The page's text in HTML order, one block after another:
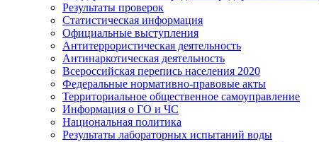
Результаты проверок
Статистическая информация
Официальные выступления
Антитеррористическая деятельность
Антинаркотическая деятельность
Всероссийская перепись населения 2020
Федеральные нормативно-правовые акты
Территориальное общественное самоуправление
Информация о ГО и ЧС
Национальная политика
Результаты лабораторных испытаний воды